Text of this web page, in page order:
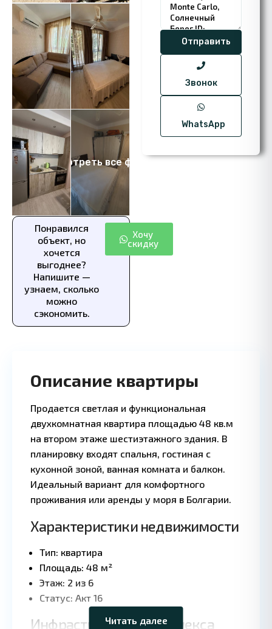
Посмотреть все фото 8
Понравился
объект, но
хочется
выгоднее?
Напишите —
узнаем, сколько
можно
сэкономить.
Хочу
скидку
Звонок
WhatsApp
Описание квартиры
Продается светлая и функциональная
двухкомнатная квартира площадью 48 кв.м
на втором этаже шестиэтажного здания. В
планировку входят спальня, гостиная с
кухонной зоной, ванная комната и балкон.
Идеальный вариант для комфортного
проживания или аренды у моря в Болгарии.
Характеристики недвижимости
Тип: квартира
Площадь: 48 м²
Этаж: 2 из 6
Статус: Акт 16
Инфраструктура комплекса
Читать далее